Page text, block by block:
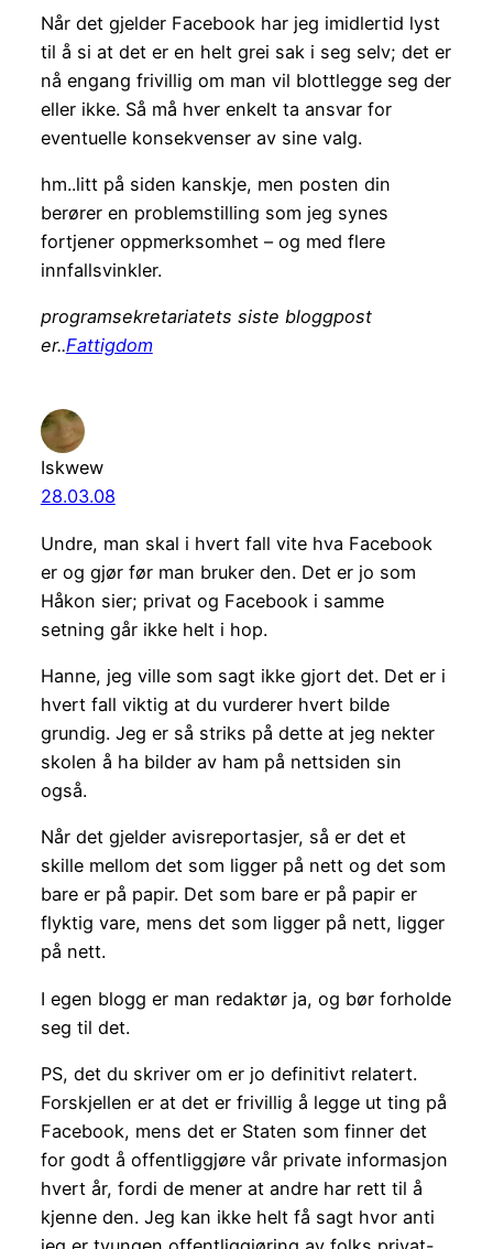
Når det gjelder Facebook har jeg imidlertid lyst
til å si at det er en helt grei sak i seg selv; det er
nå engang frivillig om man vil blottlegge seg der
eller ikke. Så må hver enkelt ta ansvar for
eventuelle konsekvenser av sine valg.
hm..litt på siden kanskje, men posten din
berører en problemstilling som jeg synes
fortjener oppmerksomhet – og med flere
innfallsvinkler.
programsekretariatets siste bloggpost
er..Fattigdom
Iskwew
28.03.08
Undre, man skal i hvert fall vite hva Facebook
er og gjør før man bruker den. Det er jo som
Håkon sier; privat og Facebook i samme
setning går ikke helt i hop.
Hanne, jeg ville som sagt ikke gjort det. Det er i
hvert fall viktig at du vurderer hvert bilde
grundig. Jeg er så striks på dette at jeg nekter
skolen å ha bilder av ham på nettsiden sin
også.
Når det gjelder avisreportasjer, så er det et
skille mellom det som ligger på nett og det som
bare er på papir. Det som bare er på papir er
flyktig vare, mens det som ligger på nett, ligger
på nett.
I egen blogg er man redaktør ja, og bør forholde
seg til det.
PS, det du skriver om er jo definitivt relatert.
Forskjellen er at det er frivillig å legge ut ting på
Facebook, mens det er Staten som finner det
for godt å offentliggjøre vår private informasjon
hvert år, fordi de mener at andre har rett til å
kjenne den. Jeg kan ikke helt få sagt hvor anti